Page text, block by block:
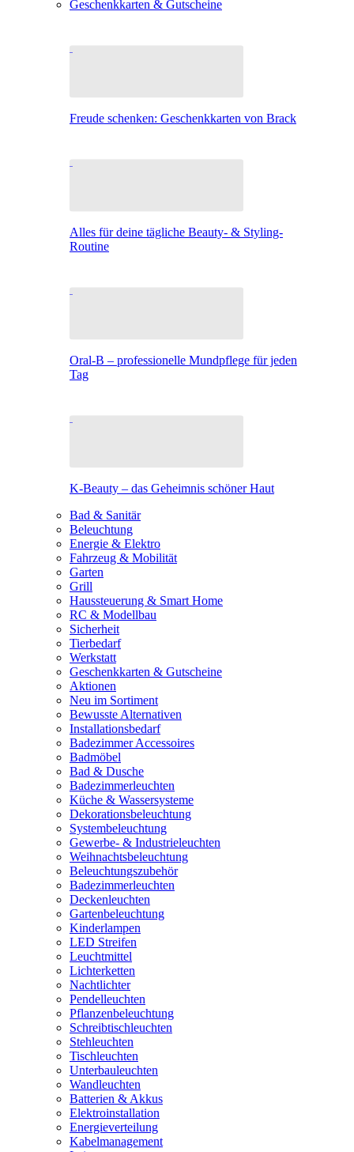
Geschenkkarten & Gutscheine
Freude schenken: Geschenkkarten von Brack
Alles für deine tägliche Beauty- & Styling-
Routine
Oral-B – professionelle Mundpflege für jeden
Tag
K-Beauty – das Geheimnis schöner Haut
Bad & Sanitär
Beleuchtung
Energie & Elektro
Fahrzeug & Mobilität
Garten
Grill
Haussteuerung & Smart Home
RC & Modellbau
Sicherheit
Tierbedarf
Werkstatt
Geschenkkarten & Gutscheine
Aktionen
Neu im Sortiment
Bewusste Alternativen
Installationsbedarf
Badezimmer Accessoires
Badmöbel
Bad & Dusche
Badezimmerleuchten
Küche & Wassersysteme
Dekorationsbeleuchtung
Systembeleuchtung
Gewerbe- & Industrieleuchten
Weihnachtsbeleuchtung
Beleuchtungszubehör
Badezimmerleuchten
Deckenleuchten
Gartenbeleuchtung
Kinderlampen
LED Streifen
Leuchtmittel
Lichterketten
Nachtlichter
Pendelleuchten
Pflanzenbeleuchtung
Schreibtischleuchten
Stehleuchten
Tischleuchten
Unterbauleuchten
Wandleuchten
Batterien & Akkus
Elektroinstallation
Energieverteilung
Kabelmanagement